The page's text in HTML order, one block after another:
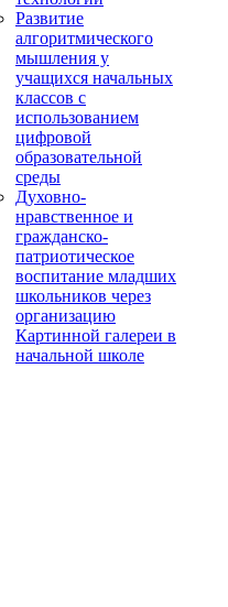
Развитие
алгоритмического
мышления у
учащихся начальных
классов с
использованием
цифровой
образовательной
среды
Духовно-
нравственное и
гражданско-
патриотическое
воспитание младших
школьников через
организацию
Картинной галереи в
начальной школе